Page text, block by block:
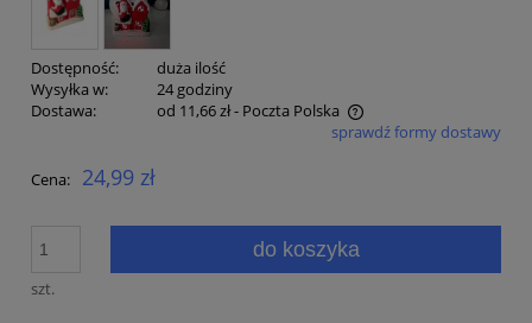
Dostępność:
duża ilość
Wysyłka w:
24 godziny
Dostawa:
od 11,66 zł- Poczta Polska
Cena nie zawiera ewentualnych kosztów płatnościsprawdź formy dostawy
Cena: 24,99 zł
szt.
do koszyka